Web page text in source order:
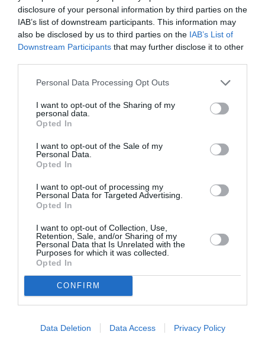
disclosure of your personal information by third parties on the
IAB’s list of downstream participants. This information may
also be disclosed by us to third parties on the IAB’s List of
Downstream Participants that may further disclose it to other
Personal Data Processing Opt Outs
I want to opt-out of the Sharing of my
personal data.
Opted In
I want to opt-out of the Sale of my
Personal Data.
Opted In
I want to opt-out of processing my
Personal Data for Targeted Advertising.
Opted In
I want to opt-out of Collection, Use,
Retention, Sale, and/or Sharing of my
Personal Data that Is Unrelated with the
Purposes for which it was collected.
Opted In
CONFIRM
Data Deletion Data Access Privacy Policy
Εβίνα Μάλτση: «Η AntetokounBros Academy είναι
ένα στολίδι για την ελληνική κοινωνία»
ADVERTISEMENT - CONTINUE READING BELOW